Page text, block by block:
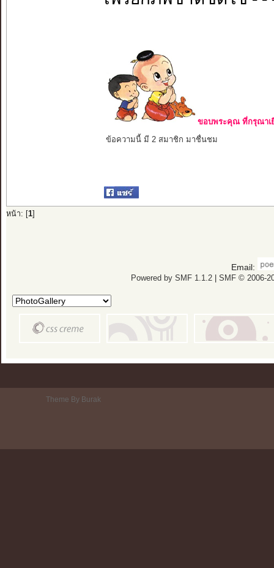
ขอบพระคุณ ที่กรุณาเ
ข้อความนี้ มี 2 สมาชิก มาชื่นชม
หน้า: [ 1]
Email:
Powered by SMF 1.1.2| SMF © 2006-
Theme By Burak